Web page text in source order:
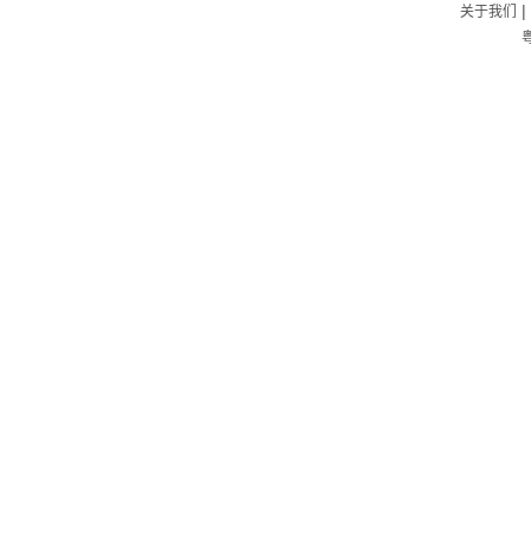
关于我们 |